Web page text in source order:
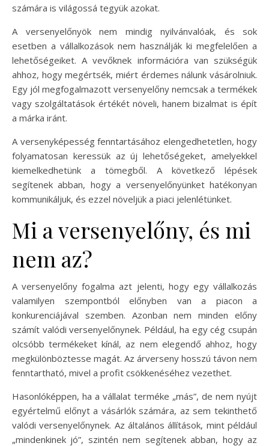
számára is világossá tegyük azokat.
A versenyelőnyök nem mindig nyilvánvalóak, és sok
esetben a vállalkozások nem használják ki megfelelően a
lehetőségeiket. A vevőknek információra van szükségük
ahhoz, hogy megértsék, miért érdemes nálunk vásárolniuk.
Egy jól megfogalmazott versenyelőny nemcsak a termékek
vagy szolgáltatások értékét növeli, hanem bizalmat is épít
a márka iránt.
A versenyképesség fenntartásához elengedhetetlen, hogy
folyamatosan keressük az új lehetőségeket, amelyekkel
kiemelkedhetünk a tömegből. A következő lépések
segítenek abban, hogy a versenyelőnyünket hatékonyan
kommunikáljuk, és ezzel növeljük a piaci jelenlétünket.
Mi a versenyelőny, és mi
nem az?
A versenyelőny fogalma azt jelenti, hogy egy vállalkozás
valamilyen szempontból előnyben van a piacon a
konkurenciájával szemben. Azonban nem minden előny
számít valódi versenyelőnynek. Például, ha egy cég csupán
olcsóbb termékeket kínál, az nem elegendő ahhoz, hogy
megkülönböztesse magát. Az árverseny hosszú távon nem
fenntartható, mivel a profit csökkenéséhez vezethet.
Hasonlóképpen, ha a vállalat terméke „más”, de nem nyújt
egyértelmű előnyt a vásárlók számára, az sem tekinthető
valódi versenyelőnynek. Az általános állítások, mint például
„mindenkinek jó”, szintén nem segítenek abban, hogy az